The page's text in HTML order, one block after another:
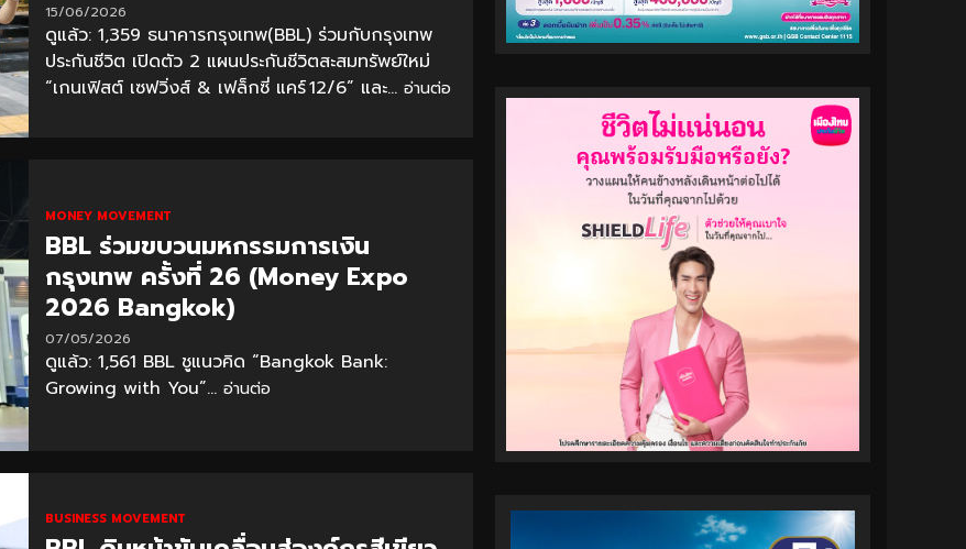
15/06/2026
ดูแล้ว: 1,359 ธนาคารกรุงเทพ(BBL) ร่วมกับกรุงเทพ
ประกันชีวิต เปิดตัว 2 แผนประกันชีวิตสะสมทรัพย์ใหม่
“เกนเฟิสต์ เซฟวิ่งส์ & เฟล็กซี่ แคร์ 12/6” และ... อ่านต่อ
MONEY MOVEMENT
BBL ร่วมขบวนมหกรรมการเงิน
กรุงเทพ ครั้งที่ 26 (Money Expo
2026 Bangkok)
07/05/2026
ดูแล้ว: 1,561 BBL ชูแนวคิด “Bangkok Bank:
Growing with You”... อ่านต่อ
BUSINESS MOVEMENT